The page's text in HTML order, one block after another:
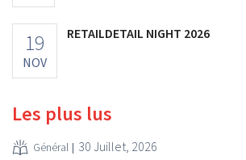
19
NOV
RETAILDETAIL NIGHT 2026
Les plus lus
Général 30 Juillet, 2026